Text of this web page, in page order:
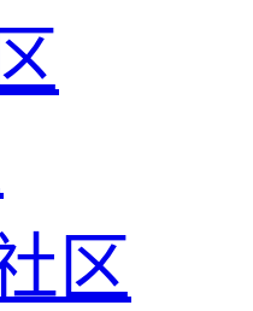
区